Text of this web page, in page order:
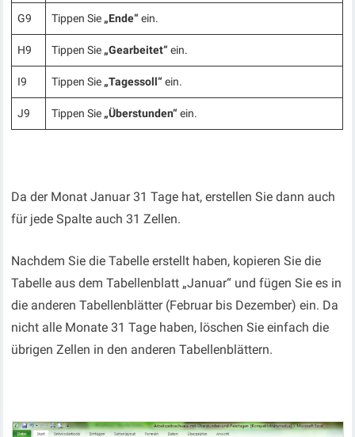
G9 Tippen Sie „Ende“ ein.
H9 Tippen Sie „Gearbeitet“ ein.
I9 Tippen Sie „Tagessoll“ ein.
J9 Tippen Sie „Überstunden“ ein.
Da der Monat Januar 31 Tage hat, erstellen Sie dann auch
für jede Spalte auch 31 Zellen.
Nachdem Sie die Tabelle erstellt haben, kopieren Sie die
Tabelle aus dem Tabellenblatt „Januar“ und fügen Sie es in
die anderen Tabellenblätter (Februar bis Dezember) ein. Da
nicht alle Monate 31 Tage haben, löschen Sie einfach die
übrigen Zellen in den anderen Tabellenblättern.